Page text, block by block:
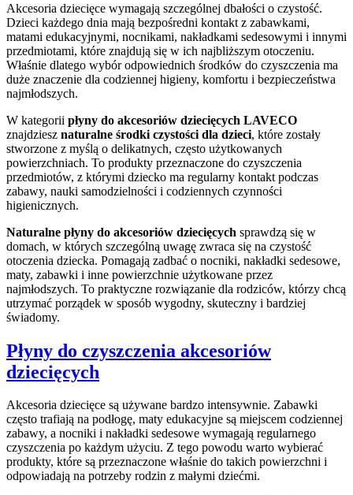
Akcesoria dziecięce wymagają szczególnej dbałości o czystość.
Dzieci każdego dnia mają bezpośredni kontakt z zabawkami,
matami edukacyjnymi, nocnikami, nakładkami sedesowymi i innymi
przedmiotami, które znajdują się w ich najbliższym otoczeniu.
Właśnie dlatego wybór odpowiednich środków do czyszczenia ma
duże znaczenie dla codziennej higieny, komfortu i bezpieczeństwa
najmłodszych.
W kategorii płyny do akcesoriów dziecięcych LAVECO
znajdziesz naturalne środki czystości dla dzieci, które zostały
stworzone z myślą o delikatnych, często użytkowanych
powierzchniach. To produkty przeznaczone do czyszczenia
przedmiotów, z którymi dziecko ma regularny kontakt podczas
zabawy, nauki samodzielności i codziennych czynności
higienicznych.
Naturalne płyny do akcesoriów dziecięcych sprawdzą się w
domach, w których szczególną uwagę zwraca się na czystość
otoczenia dziecka. Pomagają zadbać o nocniki, nakładki sedesowe,
maty, zabawki i inne powierzchnie użytkowane przez
najmłodszych. To praktyczne rozwiązanie dla rodziców, którzy chcą
utrzymać porządek w sposób wygodny, skuteczny i bardziej
świadomy.
Płyny do czyszczenia akcesoriów
dziecięcych
Akcesoria dziecięce są używane bardzo intensywnie. Zabawki
często trafiają na podłogę, maty edukacyjne są miejscem codziennej
zabawy, a nocniki i nakładki sedesowe wymagają regularnego
czyszczenia po każdym użyciu. Z tego powodu warto wybierać
produkty, które są przeznaczone właśnie do takich powierzchni i
odpowiadają na potrzeby rodzin z małymi dziećmi.